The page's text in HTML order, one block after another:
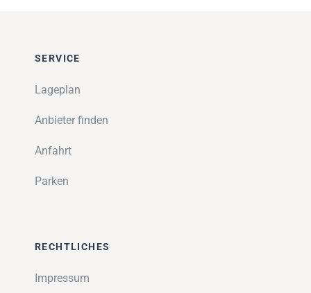
SERVICE
Lageplan
Anbieter finden
Anfahrt
Parken
RECHTLICHES
Impressum